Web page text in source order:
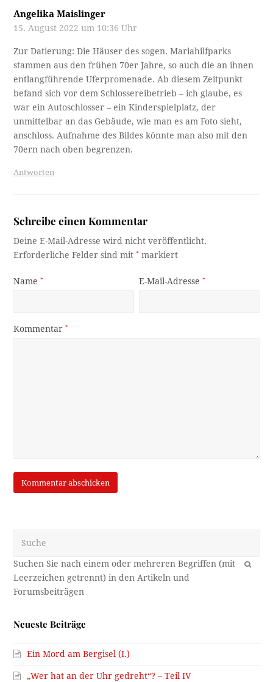
Angelika Maislinger
15. August 2022 um 10:36 Uhr
Zur Datierung: Die Häuser des sogen. Mariahilfparks
stammen aus den frühen 70er Jahre, so auch die an ihnen
entlangführende Uferpromenade. Ab diesem Zeitpunkt
befand sich vor dem Schlossereibetrieb – ich glaube, es
war ein Autoschlosser – ein Kinderspielplatz, der
unmittelbar an das Gebäude, wie man es am Foto sieht,
anschloss. Aufnahme des Bildes könnte man also mit den
70ern nach oben begrenzen.
Antworten
Schreibe einen Kommentar
Deine E-Mail-Adresse wird nicht veröffentlicht.
Erforderliche Felder sind mit* markiert
Name* E-Mail-Adresse*
Kommentar*
OK
Neueste Beiträge
Ein Mord am Bergisel (I.)
„Wer hat an der Uhr gedreht“? – Teil IV